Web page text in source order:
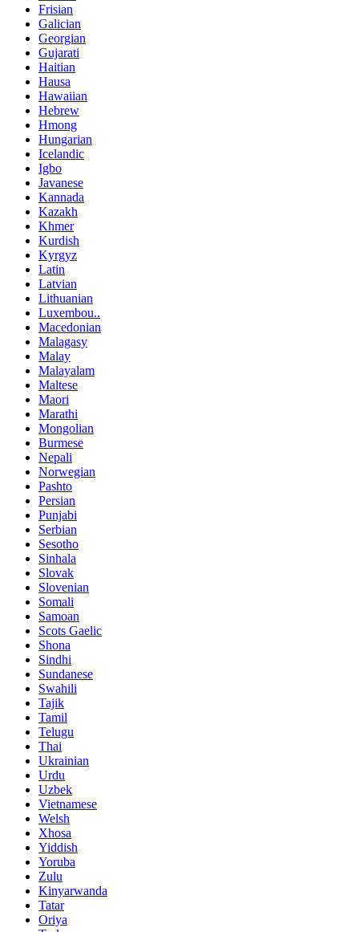
Frisian
Galician
Georgian
Gujarati
Haitian
Hausa
Hawaiian
Hebrew
Hmong
Hungarian
Icelandic
Igbo
Javanese
Kannada
Kazakh
Khmer
Kurdish
Kyrgyz
Latin
Latvian
Lithuanian
Luxembou..
Macedonian
Malagasy
Malay
Malayalam
Maltese
Maori
Marathi
Mongolian
Burmese
Nepali
Norwegian
Pashto
Persian
Punjabi
Serbian
Sesotho
Sinhala
Slovak
Slovenian
Somali
Samoan
Scots Gaelic
Shona
Sindhi
Sundanese
Swahili
Tajik
Tamil
Telugu
Thai
Ukrainian
Urdu
Uzbek
Vietnamese
Welsh
Xhosa
Yiddish
Yoruba
Zulu
Kinyarwanda
Tatar
Oriya